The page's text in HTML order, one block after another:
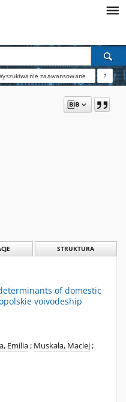
zaawansowane ?
STRUKTURA
of domestic
voivodeship
Emilia; Muskała, Maciej;